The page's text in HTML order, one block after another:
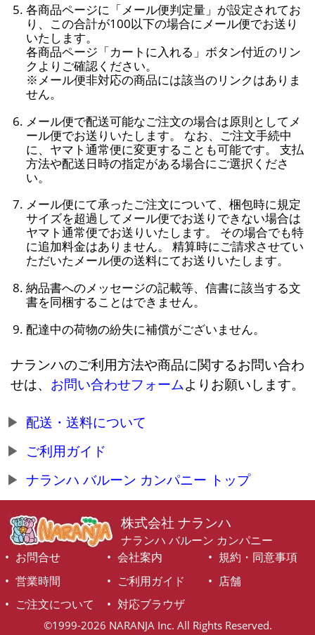
各商品ページに「メール便判定量」が設定されてお
り、この合計が100以下の場合にメール便でお送り
いたします。
各商品ページ「カートに入れる」ボタン付近のリン
クよりご確認ください。
※メール便非対応の商品には該当のリンクはありま
せん。
メール便で配送可能なご注文の場合は原則としてメ
ール便でお送りいたします。 なお、ご注文手続中
に、ヤマト通常便に変更することも可能です。 支払
方法や配送日時の指定がある場合にご選択くださ
い。
メール便にて承ったご注文について、梱包時に規定
サイズを超過してメール便でお送りできない場合は
ヤマト通常便でお送りいたします。 その場合でも特
に追加料金はありません。 精算時にご請求させてい
ただいたメール便の送料にてお送りいたします。
納品書へのメッセージの記載等、信書に該当する文
書を同梱することはできません。
配達中の荷物の紛失に補償がございません。
ナランハのご利用方法や商品に関するお問い合わ
せは、 お問い合わせフォームよりお願いします。
配送・送料について
ご利用ガイド
ナランハ バルーン カンパニー トップ
株式会社 ナランハ
ナランハ バルーン カンパニー
お問合せ
会社案内
規約・同意事項
営業時間
ご利用ガイド
店舗
ご注文について
対応ブラウザ
©1999-2026 NARANJA Inc. All Rights Reserved.